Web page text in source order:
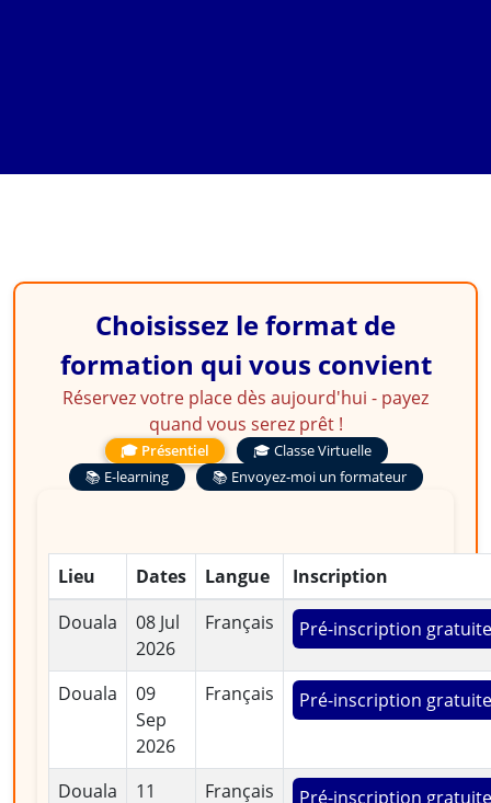
Choisissez le format de
formation qui vous convient
Réservez votre place dès aujourd'hui - payez
quand vous serez prêt !
🎓 Présentiel
🎓 Classe Virtuelle
📚 E-learning
📚 Envoyez-moi un formateur
Lieu Dates Langue
Inscription
Douala
08 Jul
2026
Français Pré-inscription gratuite
Douala
09
Sep
2026
Français Pré-inscription gratuite
Douala
11
Français Pré-inscription gratuite